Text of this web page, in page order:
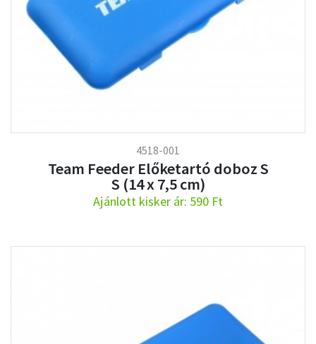
4518-001
Team Feeder Előketartó doboz S
S (14 x 7,5 cm)
Ajánlott kisker ár: 590 Ft